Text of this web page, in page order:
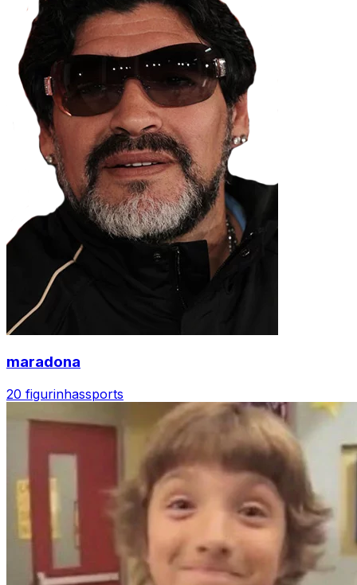
maradona
20 figurinhassports